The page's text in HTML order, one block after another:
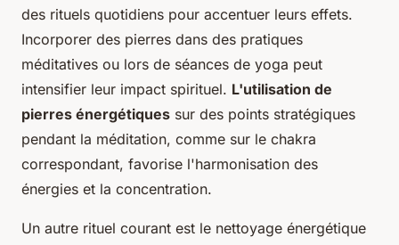
des rituels quotidiens pour accentuer leurs effets.
Incorporer des pierres dans des pratiques
méditatives ou lors de séances de yoga peut
intensifier leur impact spirituel. L'utilisation de
pierres énergétiques sur des points stratégiques
pendant la méditation, comme sur le chakra
correspondant, favorise l'harmonisation des
énergies et la concentration.
Un autre rituel courant est le nettoyage énergétique